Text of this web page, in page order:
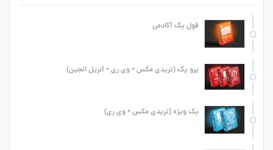
فول پک آکادمی
پرو پک (تریدی مکس + وی ری + آنریل انجین)
پک ویژه (تریدی مکس + وی ری)